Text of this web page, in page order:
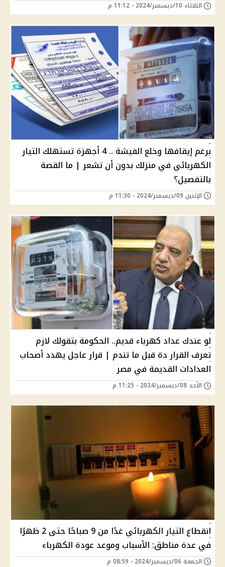
الثلاثاء 10/ديسمبر/2024 - 11:12 م
برغم إيقافها وخلع الفيشة .. 4 أجهزة تستهلك التيار
الكهربائي في منزلك بدون أن تشعر | ما القصة
بالتفصيل؟
الإثنين 09/ديسمبر/2024 - 11:30 م
لو عندك عداد كهرباء قديم.. الحكومة بتقولك لازم
تعرف القرار دة قبل ما تندم | قرار عاجل يهدد أصحاب
العدادات القديمة في مصر
الأحد 08/ديسمبر/2024 - 11:25 م
انقطاع التيار الكهربائي غدًا من 9 صباحًا حتى 2 ظهرًا
في عدة مناطق: الأسباب وموعد عودة الكهرباء
الجمعة 06/ديسمبر/2024 - 08:59 م